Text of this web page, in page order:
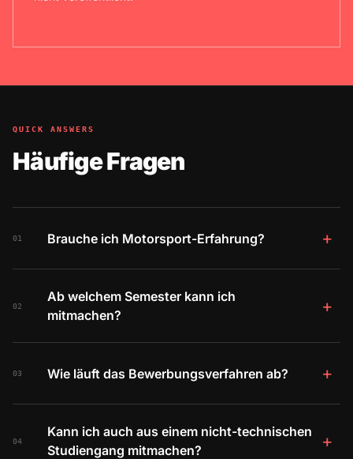
QUICK ANSWERS
Häufige Fragen
01 Brauche ich Motorsport-Erfahrung? +
02
Ab welchem Semester kann ich
mitmachen?
+
03 Wie läuft das Bewerbungsverfahren ab? +
04
Kann ich auch aus einem nicht-technischen
Studiengang mitmachen?
+